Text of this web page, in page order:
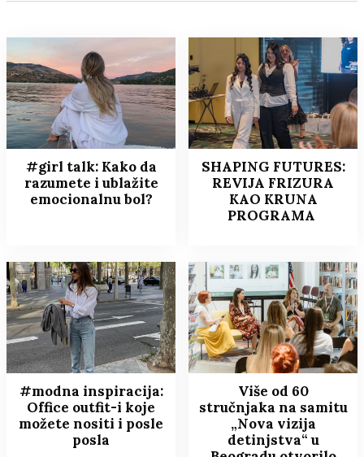
#girl talk: Kako da
razumete i ublažite
emocionalnu bol?
SHAPING FUTURES:
REVIJA FRIZURA
KAO KRUNA
PROGRAMA
#modna inspiracija:
Office outfit-i koje
možete nositi i posle
posla
Više od 60
stručnjaka na samitu
„Nova vizija
detinjstva“ u